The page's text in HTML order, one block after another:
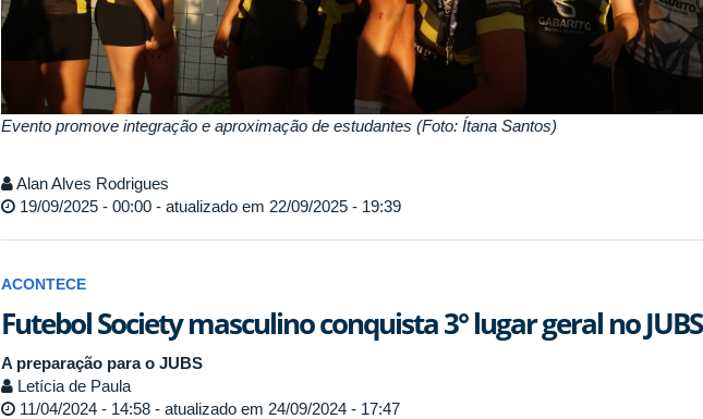
Evento promove integração e aproximação de estudantes (Foto: Ítana Santos)
Alan Alves Rodrigues
19/09/2025 - 00:00 - atualizado em 22/09/2025 - 19:39
ACONTECE
Futebol Society masculino conquista 3° lugar geral no JUBS
A preparação para o JUBS
Letícia de Paula
11/04/2024 - 14:58 - atualizado em 24/09/2024 - 17:47